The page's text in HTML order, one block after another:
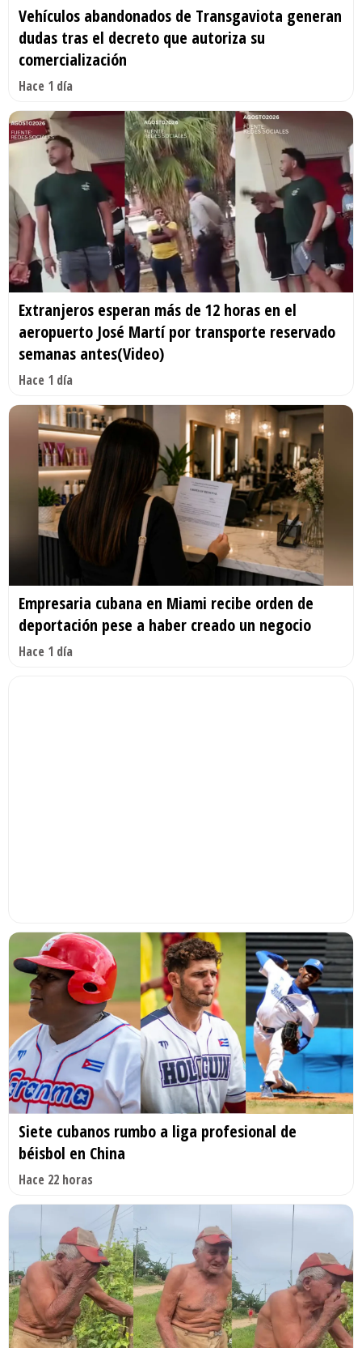
Vehículos abandonados de Transgaviota generan
dudas tras el decreto que autoriza su
comercialización
Hace 1 día
Extranjeros esperan más de 12 horas en el
aeropuerto José Martí por transporte reservado
semanas antes(Video)
Hace 1 día
Empresaria cubana en Miami recibe orden de
deportación pese a haber creado un negocio
Hace 1 día
Siete cubanos rumbo a liga profesional de
béisbol en China
Hace 22 horas